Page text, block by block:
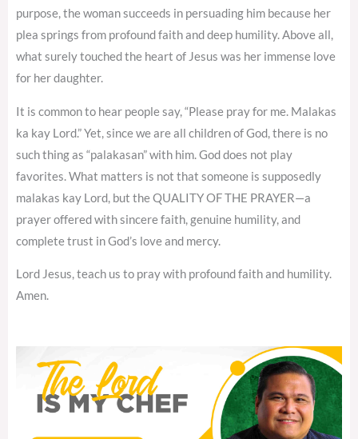
purpose, the woman succeeds in persuading him because her
plea springs from profound faith and deep humility. Above all,
what surely touched the heart of Jesus was her immense love
for her daughter.
It is common to hear people say, “Please pray for me. Malakas
ka kay Lord.” Yet, since we are all children of God, there is no
such thing as “palakasan” with him. God does not play
favorites. What matters is not that someone is supposedly
malakas kay Lord, but the QUALITY OF THE PRAYER—a
prayer offered with sincere faith, genuine humility, and
complete trust in God’s love and mercy.
Lord Jesus, teach us to pray with profound faith and humility.
Amen.